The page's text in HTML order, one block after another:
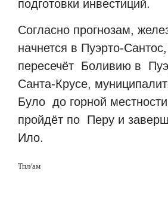
подготовки инвестиций.
Согласно прогнозам,
начнется в Пуэрто-
пересечёт Боливию в
Санта-Крусе,
Було до горной
пройдёт по Перу и
Ило.
Тпл/ам